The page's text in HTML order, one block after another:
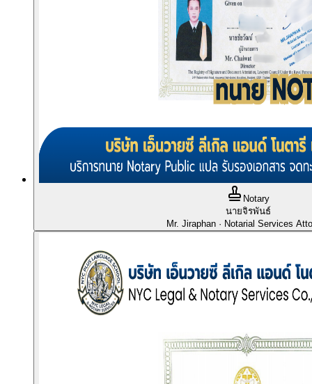
Notary
นายจิรพันธ์
Mr. Jiraphan· Notarial Services